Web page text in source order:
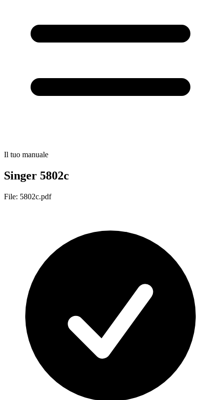
Il tuo manuale
Singer 5802c
File: 5802c.pdf